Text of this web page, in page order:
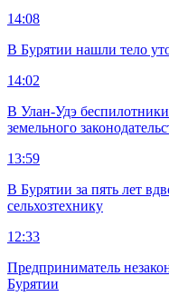
14:08
В Бурятии нашли тело
14:02
В Улан-Удэ
земельного
13:59
В Бурятии за пять лет
сельхозтехнику
12:33
Предприниматель
Бурятии